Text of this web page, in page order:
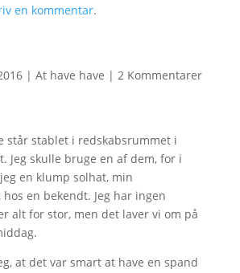
en kommentar.
| At have have | 2 Kommentarer
står stablet i redskabsrummet i
Jeg skulle bruge en af dem, for i
en klump solhat, min
en bekendt. Jeg har ingen
er alt for stor, men det laver vi om på
at det var smart at have en spand